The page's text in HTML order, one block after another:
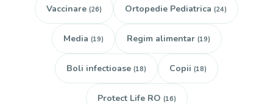
Vaccinare (26) Ortopedie Pediatrica (24)
Media (19) Regim alimentar (19)
Boli infectioase (18) Copii (18)
Protect Life RO (16)